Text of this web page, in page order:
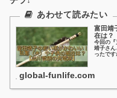
富田靖
在は？
今回の『
靖子さ
ったで
global-funlife.com